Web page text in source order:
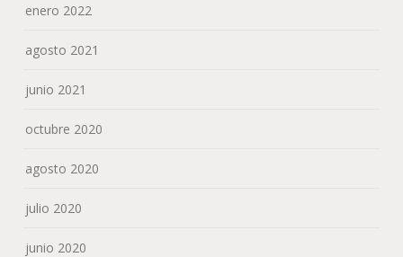
enero 2022
agosto 2021
junio 2021
octubre 2020
agosto 2020
julio 2020
junio 2020